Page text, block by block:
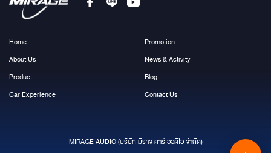
Home
About Us
Product
Car Experience
Promotion
News & Activity
Blog
Contact Us
MIRAGE AUDIO (บริษัท มีราจ คาร์ ออดิโอ จำกัด)